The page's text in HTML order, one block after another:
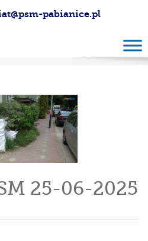
pabianice.pl
25-06-2025